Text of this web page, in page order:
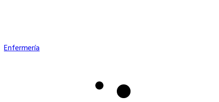
Enfermería